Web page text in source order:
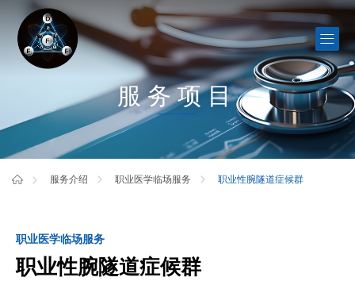
服务项目
服务介绍 职业医学临场服务 职业性腕隧道症候群
职业医学临场服务
职业性腕隧道症候群